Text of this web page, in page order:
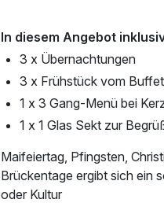
In diesem Angebot
3 x Übernachtungen
3 x Frühstück vom Buffet
1 x 3 Gang-Menü bei
1 x 1 Glas Sekt zur
Maifeiertag, Pfingsten,
Brückentage ergibt sich ein
oder Kultur